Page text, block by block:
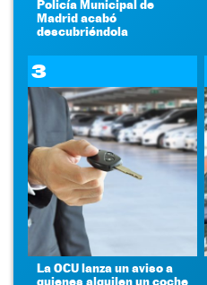
Policía Municipal de
Madrid acabó
descubriéndola
3
La OCU lanza un aviso a
quienes alquilen un coche